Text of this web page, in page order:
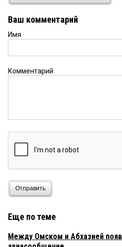
Ну вот и
пишет: «Круглову
дешевле». Если не
А если попробовать
получается, мягко
переводе с русского
которые складно на
пишет: «В отелях
конференции,
Омск-Центральном
говорят совсем
Центральном любому
из бюджета?
Ваш комментарий
Имя
Комментарий
Отправить
Еще по теме
Между Омском и Абхазией